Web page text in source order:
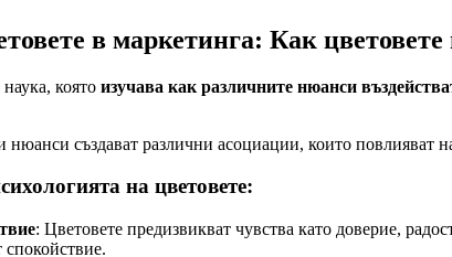
в маркетинга: Как
която изучава как различните нюанси
нюанси създават различни асоциации, които повлияват
на цветовете:
: Цветовете предизвикват чувства като доверие,
спокойствие.